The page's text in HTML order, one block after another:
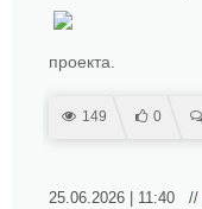
проекта.
149 0
25.06.2026 | 11:40 //